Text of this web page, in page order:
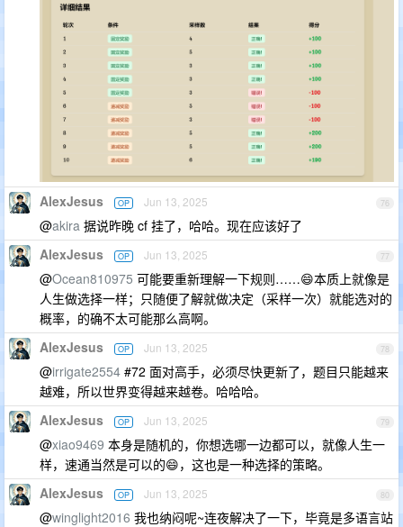
76
AlexJesus OP Jun 13, 2025
@akira 据说昨晚 cf 挂了，哈哈。现在应该好了
77
AlexJesus OP Jun 13, 2025
@Ocean810975 可能要重新理解一下规则……😄本质上就像是
人生做选择一样；只随便了解就做决定（采样一次）就能选对的
概率，的确不太可能那么高啊。
78
AlexJesus OP Jun 13, 2025
@irrigate2554 #72 面对高手，必须尽快更新了，题目只能越来
越难，所以世界变得越来越卷。哈哈哈。
79
AlexJesus OP Jun 13, 2025
@xiao9469 本身是随机的，你想选哪一边都可以，就像人生一
样，速通当然是可以的😄，这也是一种选择的策略。
80
AlexJesus OP Jun 13, 2025
@winglight2016 我也纳闷呢~连夜解决了一下，毕竟是多语言站